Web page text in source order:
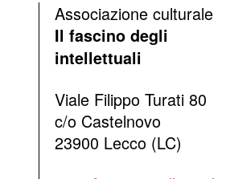
Associazione culturale
Il fascino degli
intellettuali
Viale Filippo Turati 80
c/o Castelnovo
23900 Lecco (LC)